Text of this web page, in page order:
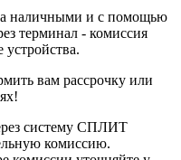
наличными и с помощью
терминал - комиссия
устройства.
вам рассрочку или
систему СПЛИТ
комиссию.